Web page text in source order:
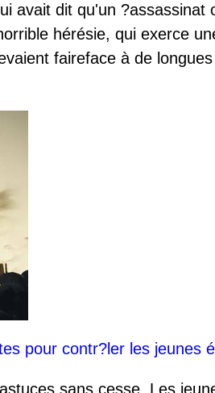
avait dit qu'un ?assassinat
hérésie, qui exerce
faireface à de
pour contr?ler les jeunes
sans cesse. Les